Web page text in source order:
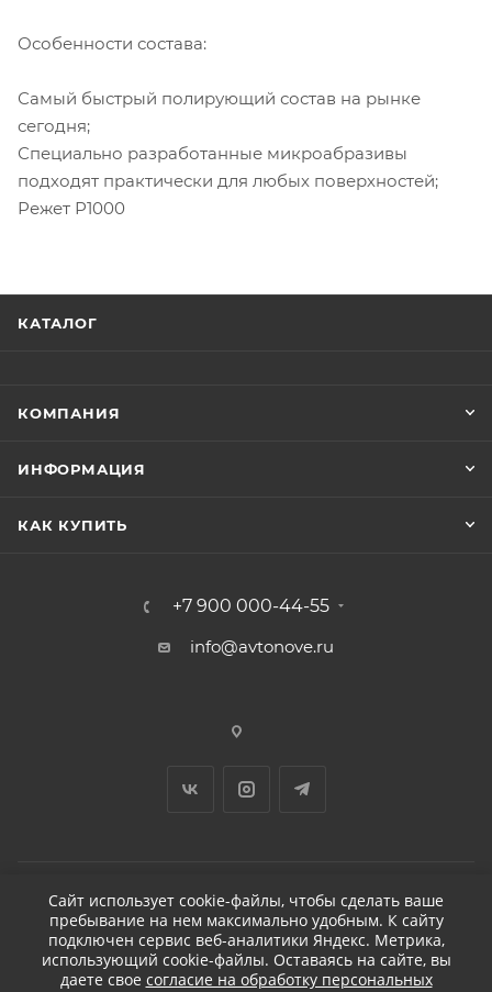
Особенности состава:
Самый быстрый полирующий состав на рынке
сегодня;
Специально разработанные микроабразивы
подходят практически для любых поверхностей;
Режет Р1000
КАТАЛОГ
КОМПАНИЯ
ИНФОРМАЦИЯ
КАК КУПИТЬ
+7 900 000-44-55
info@avtonove.ru
2026 © ДЕТЕЙЛИНГ-МАРКЕТ АВТОНОВЬЕ
Сайт использует cookie-файлы, чтобы сделать ваше
пребывание на нем максимально удобным. К cайту
подключен сервис веб-аналитики Яндекс. Метрика,
использующий cookie-файлы. Оставаясь на сайте, вы
даете свое согласие на обработку персональных